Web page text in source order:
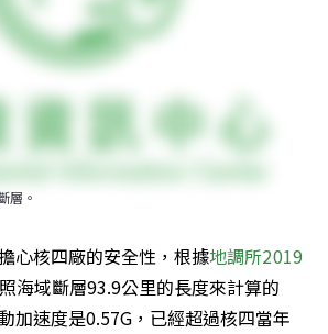
層。
心核四廠的安全性，根據地調所2019
海域斷層93.9公里的長度來計算的
加速度是0.57G，已經超過核四當年